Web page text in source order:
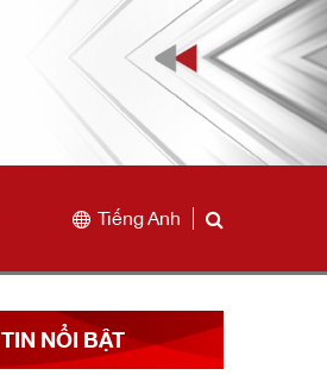
Tiếng Anh
TIN NỔI BẬT